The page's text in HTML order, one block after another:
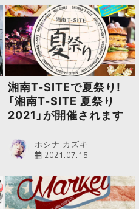
湘南T-SITEで夏祭り!
「湘南T-SITE 夏祭り
2021」が開催されます
ホシナ カズキ
2021.07.15